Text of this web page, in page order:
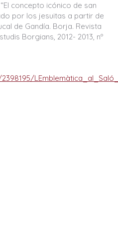
“El concepto icónico de san
por los jesuitas a partir de
de Gandía. Borja. Revista
Borgians, 2012- 2013, nº